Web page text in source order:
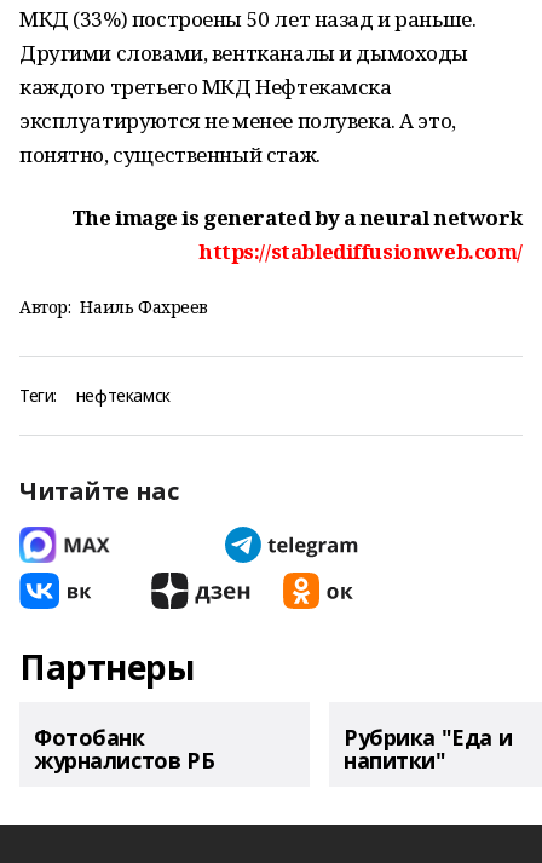
МКД (33%) построены 50 лет назад и раньше.
Другими словами, вентканалы и дымоходы
каждого третьего МКД Нефтекамска
эксплуатируются не менее полувека. А это,
понятно, существенный стаж.
The image is generated by a neural network
https://stablediffusionweb.com/
Автор: Наиль Фахреев
Теги: нефтекамск
Читайте нас
Партнеры
Фотобанк
журналистов РБ
Рубрика "Еда и
напитки"